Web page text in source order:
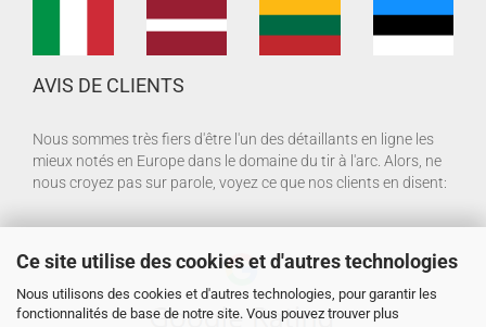
Ce site utilise des cookies et d'autres technologies
Nous utilisons des cookies et d'autres technologies, pour garantir les
fonctionnalités de base de notre site. Vous pouvez trouver plus
AVIS DE CLIENTS
Nous sommes très fiers d'être l'un des détaillants en ligne les
mieux notés en Europe dans le domaine du tir à l'arc. Alors, ne
nous croyez pas sur parole, voyez ce que nos clients en disent: